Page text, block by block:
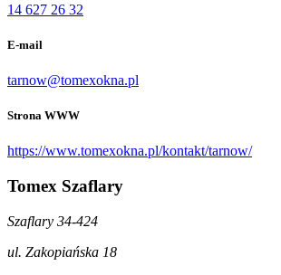
14 627 26 32
E-mail
tarnow@tomexokna.pl
Strona WWW
https://www.tomexokna.pl/kontakt/tarnow/
Tomex Szaflary
Szaflary 34-424
ul. Zakopiańska 18